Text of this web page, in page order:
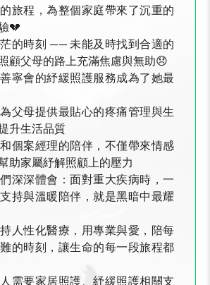
旅程，為整個家庭帶來了沉重的
💔
的時刻 —— 未能及時找到合適的
顧父母的路上充滿焦慮與無助😞
寧會的紓緩照護服務成為了她最
父母提供最貼心的疼痛管理與生
升生活品質
個案經理的陪伴，不僅帶來情感
助家屬紓解照顧上的壓力
深深體會：面對重大疾病時，一
持與溫暖陪伴，就是黑暗中最耀
人性化醫療，用專業與愛，陪每
的時刻，讓生命的每一段旅程都
需要家居照護、紓緩照護相關支